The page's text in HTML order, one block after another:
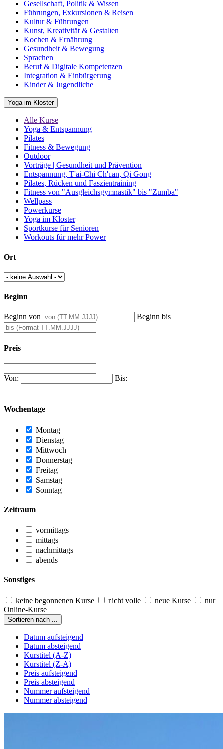
Gesellschaft, Politik & Wissen
Führungen, Exkursionen & Reisen
Kultur & Führungen
Kunst, Kreativität & Gestalten
Kochen & Ernährung
Gesundheit & Bewegung
Sprachen
Beruf & Digitale Kompetenzen
Integration & Einbürgerung
Kinder & Jugendliche
Yoga im Kloster
Alle Kurse
Yoga & Entspannung
Pilates
Fitness & Bewegung
Outdoor
Vorträge | Gesundheit und Prävention
Entspannung, T'ai-Chi Ch'uan, Qi Gong
Pilates, Rücken und Faszientraining
Fitness von "Ausgleichsgymnastik" bis "Zumba"
Wellpass
Powerkurse
Yoga im Kloster
Sportkurse für Senioren
Workouts für mehr Power
Ort
Beginn
Beginn von Beginn bis
Preis
Von: Bis:
Wochentage
Montag
Dienstag
Mittwoch
Donnerstag
Freitag
Samstag
Sonntag
Zeitraum
vormittags
mittags
nachmittags
abends
Sonstiges
keine begonnenen Kurse nicht volle neue Kurse
nur
Online-Kurse
Sortieren nach ...
Datum aufsteigend
Datum absteigend
Kurstitel (A-Z)
Kurstitel (Z-A)
Preis aufsteigend
Preis absteigend
Nummer aufsteigend
Nummer absteigend